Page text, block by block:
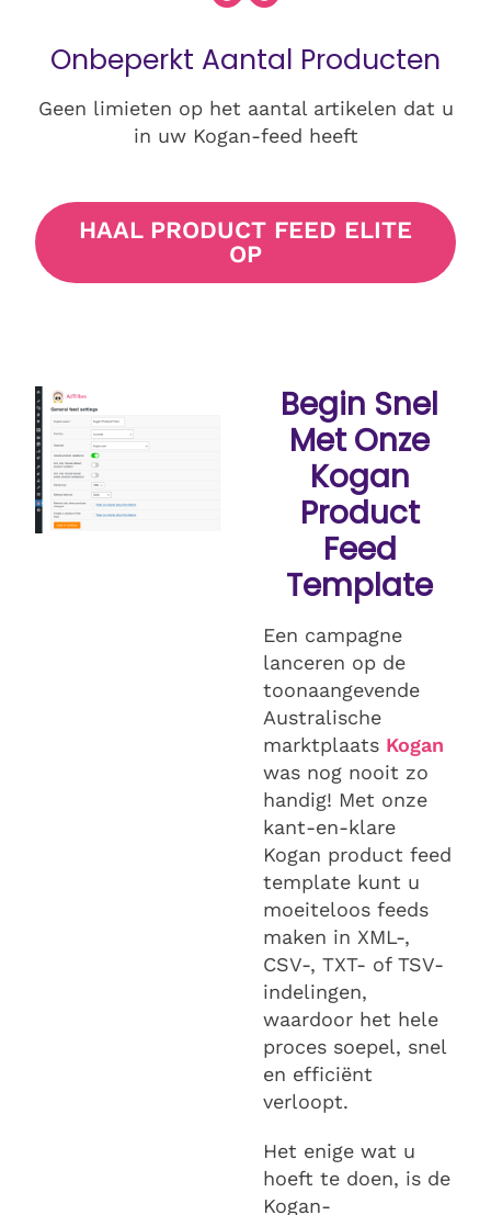
Onbeperkt Aantal Producten
Geen limieten op het aantal artikelen dat u
in uw Kogan-feed heeft
HAAL PRODUCT FEED ELITE
OP
Begin Snel
Met Onze
Kogan
Product
Feed
Template
Een campagne
lanceren op de
toonaangevende
Australische
marktplaats Kogan
was nog nooit zo
handig! Met onze
kant-en-klare
Kogan product feed
template kunt u
moeiteloos feeds
maken in XML-,
CSV-, TXT- of TSV-
indelingen,
waardoor het hele
proces soepel, snel
en efficiënt
verloopt.
Het enige wat u
hoeft te doen, is de
Kogan-